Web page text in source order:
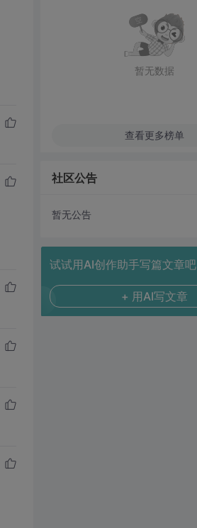
暂无数据
查看更多榜单
社区公告
暂无公告
试试用AI创作助手写篇文章吧
+ 用AI写文章